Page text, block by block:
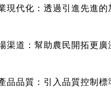
現代化：透過引進先進
渠道：幫助農民開拓更
品品質：引入品質控制